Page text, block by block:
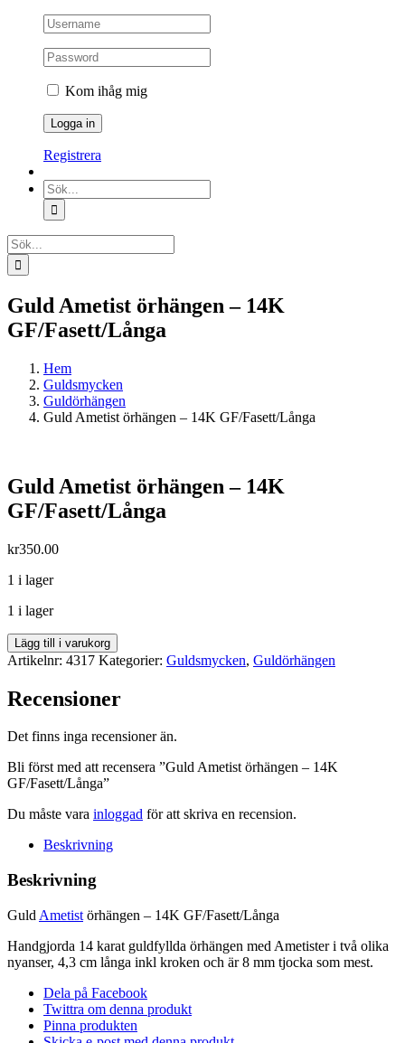
Kom ihåg mig
Registrera
Sök
efter:
Sök
efter:
Guld Ametist örhängen – 14K
GF/Fasett/Långa
Hem
Guldsmycken
Guldörhängen
Guld Ametist örhängen – 14K GF/Fasett/Långa
Guld Ametist örhängen – 14K
GF/Fasett/Långa
kr350.00
1 i lager
1 i lager
Guld
Ametist
-
14K
mängd
Lägg till i varukorg
Artikelnr: 4317 Kategorier: Guldsmycken, Guldörhängen
Recensioner
Det finns inga recensioner än.
Bli först med att recensera ”Guld Ametist örhängen – 14K
GF/Fasett/Långa”
Du måste vara inloggad för att skriva en recension.
Beskrivning
Beskrivning
Guld Ametist örhängen – 14K GF/Fasett/Långa
Handgjorda 14 karat guldfyllda örhängen med Ametister i två olika
nyanser, 4,3 cm långa inkl kroken och är 8 mm tjocka som mest.
Dela på Facebook
Twittra om denna produkt
Pinna produkten